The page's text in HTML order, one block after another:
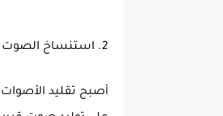
2. استنساخ الصوت والمكالمات المزيفة
أصبح تقليد الأصوات